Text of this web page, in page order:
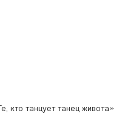
кто танцует танец живота»